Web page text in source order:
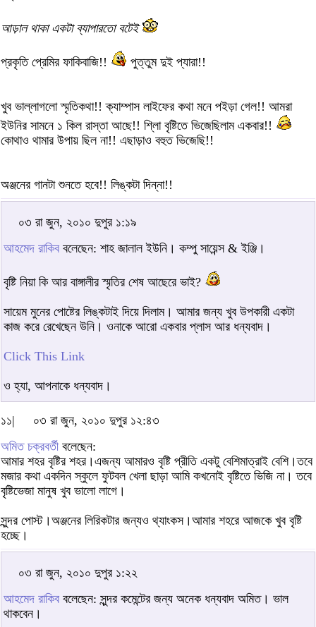
আড়াল থাকা একটা ব্যাপারতো বটেই
প্রকৃতি প্রেমির ফাকিবাজি!! পুত্তুম দুই প্যারা!!
খুব ভাল্লাগলো স্মৃতিকথা!! ক্যাম্পাস লাইফের কথা মনে পইড়া গেল!! আমরা
ইউনির সামনে ১ কিল রাস্তা আছে!! শি্লা বৃষ্টিতে ভিজেছিলাম একবার!!
কোথাও থামার উপায় ছিল না!! এছাড়াও বহুত ভিজেছি!!
অঞ্জনের গানটা শুনতে হবে!! লিঙ্কটা দিন্না!!
০৩ রা জুন, ২০১০ দুপুর ১:১৯
আহমেদ রাকিব বলেছেন: শাহ জালাল ইউনি। কম্পু সায়েন্স & ইঞ্জি।
বৃষ্টি নিয়া কি আর বাঙ্গালীর স্মৃতির শেষ আছেরে ভাই?
সায়েম মুনের পোষ্টের লিঙ্কটাই দিয়ে দিলাম। আমার জন্য খুব উপকারী একটা
কাজ করে রেখেছেন উনি। ওনাকে আরো একবার প্লাস আর ধন্যবাদ।
Click This Link
ও হ্যা, আপনাকে ধন্যবাদ।
১১|
০৩ রা জুন, ২০১০ দুপুর ১২:৪৩
অমিত চক্রবর্তীবলেছেন:
আমার শহর বৃষ্টির শহর।এজন্য আমারও বৃষ্টি প্রীতি একটু বেশিমাত্রাই বেশি।তবে
মজার কথা একদিন স্কুলে ফুটবল খেলা ছাড়া আমি কখনোই বৃষ্টিতে ভিজি না। তবে
বৃষ্টিভেজা মানুষ খুব ভালো লাগে।
সুন্দর পোস্ট।অঞ্জনের লিরিকটার জন্যও থ্যাংকস।আমার শহরে আজকে খুব বৃষ্টি
হচ্ছে।
০৩ রা জুন, ২০১০ দুপুর ১:২২
আহমেদ রাকিব বলেছেন: সুন্দর কমেন্টের জন্য অনেক ধন্যবাদ অমিত। ভাল
থাকবেন।